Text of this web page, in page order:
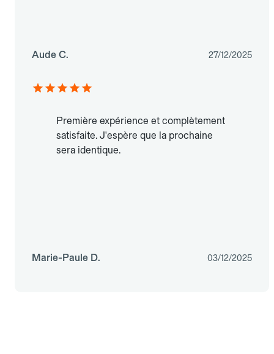
Aude C. 27/12/2025
Première expérience et complètement
satisfaite. J'espère que la prochaine
sera identique.
Marie-Paule D. 03/12/2025